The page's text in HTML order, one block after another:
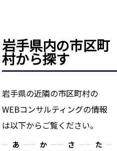
岩手県内の市区町
村から探す
岩手県の近隣の市区町村の
WEBコンサルティングの情報
は以下からご覧ください。
あ
か
さ
た